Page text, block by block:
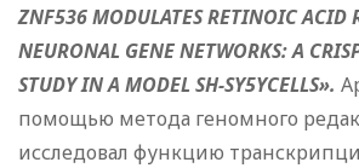
ZNF536 MODULATES RETINOIC ACID
NEURONAL GENE NETWORKS: A
STUDY IN A MODEL SH-SY5YCELLS».
помощью метода геномного
исследовал функцию